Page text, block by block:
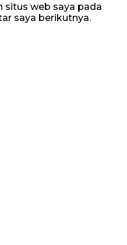
situs web saya pada
saya berikutnya.